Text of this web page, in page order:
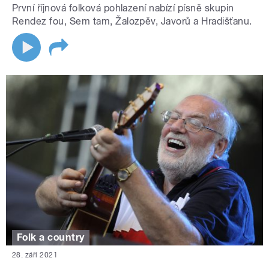
První říjnová folková pohlazení nabízí písně skupin
Rendez fou, Sem tam, Žalozpěv, Javorů a Hradišťanu.
Folk a country
28. září 2021